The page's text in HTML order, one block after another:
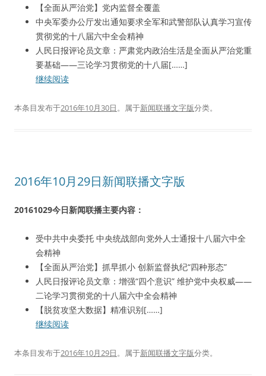
【全面从严治党】党内监督全覆盖
中央军委办公厅发出通知要求全军和武警部队认真学习宣传
贯彻党的十八届六中全会精神
人民日报评论员文章：严肃党内政治生活是全面从严治党重
要基础——三论学习贯彻党的十八届[……]
继续阅读
本条目发布于2016年10月30日。属于新闻联播文字版分类。
2016年10月29日新闻联播文字版
20161029今日新闻联播主要内容：
受中共中央委托 中央统战部向党外人士通报十八届六中全
会精神
【全面从严治党】抓早抓小 创新监督执纪“四种形态”
人民日报评论员文章：增强“四个意识” 维护党中央权威——
二论学习贯彻党的十八届六中全会精神
【脱贫攻坚大数据】精准识别[……]
继续阅读
本条目发布于2016年10月29日。属于新闻联播文字版分类。